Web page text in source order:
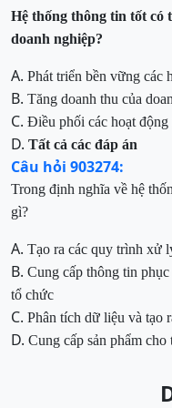
Hệ thống thông tin tốt có
doanh nghiệp?
A. Phát triển bền vững các
B. Tăng doanh thu của
C. Điều phối các hoạt
D. Tất cả các đáp án
Câu hỏi 903274:
Trong định nghĩa về hệ
gì?
A. Tạo ra các quy trình xử
B. Cung cấp thông tin
tổ chức
C. Phân tích dữ liệu và tạo
D. Cung cấp sản phẩm cho